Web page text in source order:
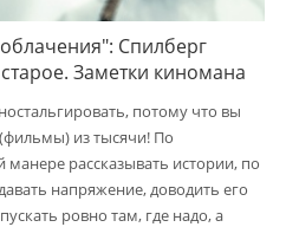
Спилберг
старое. Заметки киномана
потому что вы
(фильмы) из тысячи! По
манере рассказывать истории, по
напряжение, доводить его
ровно там, где надо, а